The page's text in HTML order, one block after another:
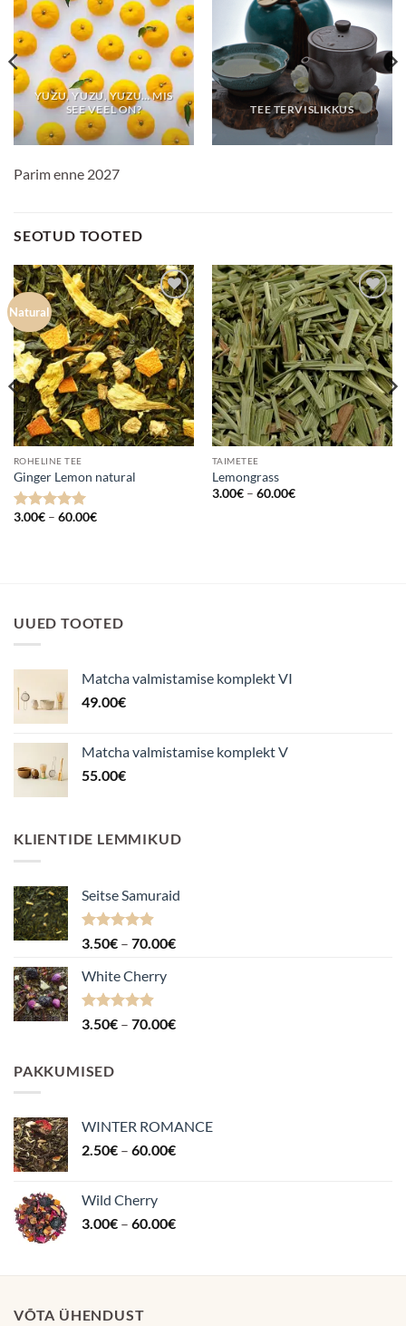
YUZU, YUZU, YUZU… MIS
SEE VEEL ON?
TEE TERVISLIKKUS
Parim enne 2027
SEOTUD TOOTED
Natural
Lisa
lemmikuks
ROHELINE TEE
Ginger Lemon natural
Hinnanguga
3.00€ – 60.00€Hinnavahemik:
Lisa
lemmikuks
TAIMETEE
Lemongrass
3.00€ – 60.00€Hinnavahemik:
UUED TOOTED
Matcha valmistamise komplekt VI
49.00€
Matcha valmistamise komplekt V
55.00€
KLIENTIDE LEMMIKUD
Seitse Samuraid
Hinnanguga
3.50€ – 70.00€Hinnavahemik:
White Cherry
Hinnanguga
3.50€ – 70.00€Hinnavahemik:
PAKKUMISED
WINTER ROMANCE
2.50€ – 60.00€Hinnavahemik:
Wild Cherry
3.00€ – 60.00€Hinnavahemik:
60.00€
VÕTA ÜHENDUST